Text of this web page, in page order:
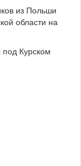
Курском